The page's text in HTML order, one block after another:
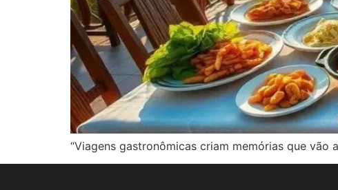
“Viagens gastronômicas criam memórias que vão